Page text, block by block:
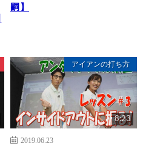
嗣】
アイアンの打ち方
8:23
2019.06.23